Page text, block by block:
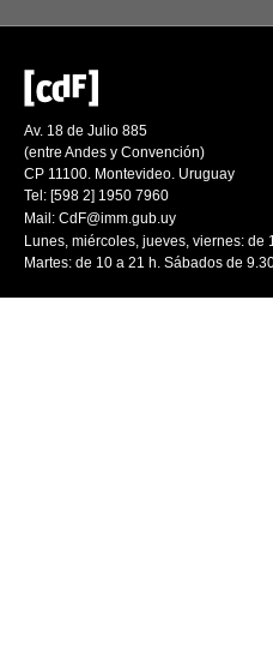
Av. 18 de Julio 885
(entre Andes y Convención)
CP 11100. Montevideo. Uruguay
Tel: [598 2] 1950 7960
Mail: CdF@imm.gub.uy
Lunes, miércoles, jueves, viernes: de
Martes: de 10 a 21 h. Sábados de